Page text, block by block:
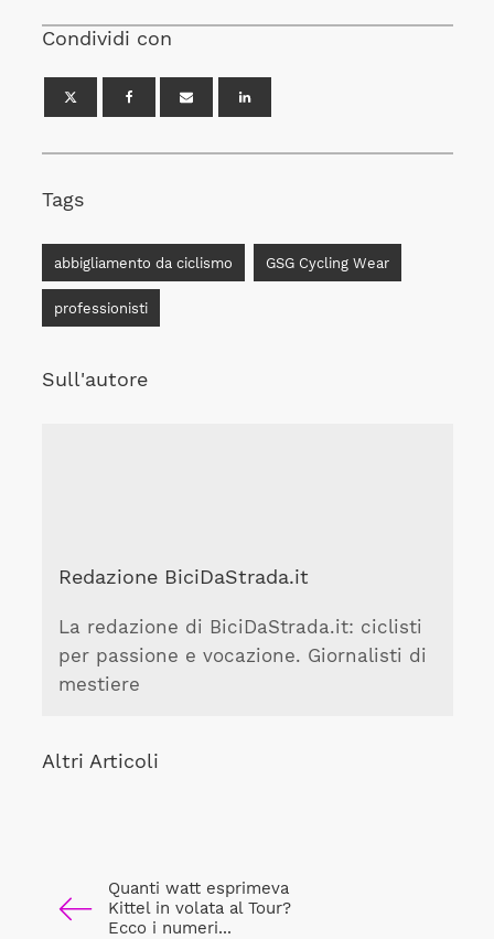
Condividi con
Tags
abbigliamento da ciclismo GSG Cycling Wear
professionisti
Sull'autore
Redazione BiciDaStrada.it
La redazione di BiciDaStrada.it: ciclisti
per passione e vocazione. Giornalisti di
mestiere
Altri Articoli
Quanti watt esprimeva
Kittel in volata al Tour?
Ecco i numeri...